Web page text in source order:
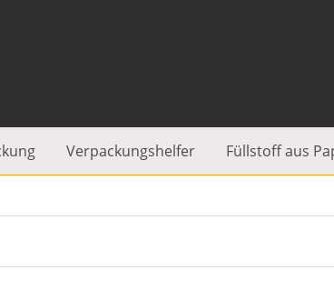
Verpackungshelfer Füllstoff aus